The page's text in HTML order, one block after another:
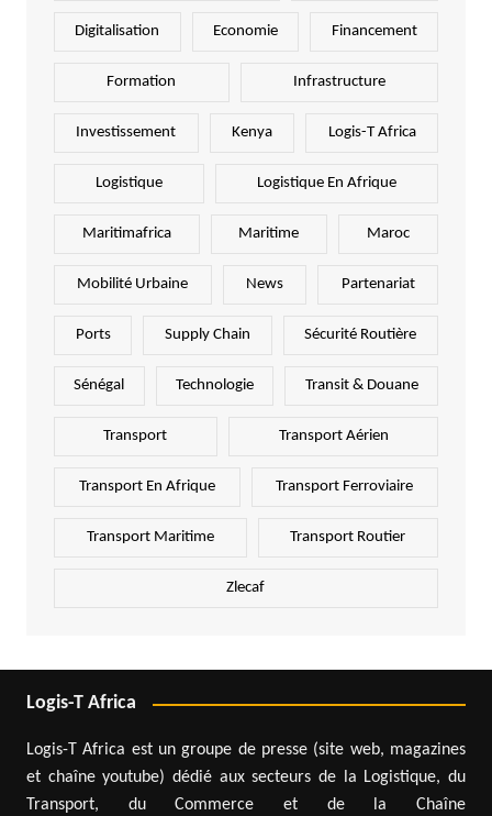
Digitalisation Economie Financement
Formation Infrastructure
Investissement Kenya Logis-T Africa
Logistique Logistique En Afrique
Maritimafrica Maritime Maroc
Mobilité Urbaine News Partenariat
Ports Supply Chain Sécurité Routière
Sénégal Technologie Transit & Douane
Transport Transport Aérien
Transport En Afrique Transport Ferroviaire
Transport Maritime Transport Routier
Zlecaf
Logis-T Africa
Logis-T Africa est un groupe de presse (site web, magazines
et chaîne youtube) dédié aux secteurs de la Logistique, du
Transport, du Commerce et de la Chaîne